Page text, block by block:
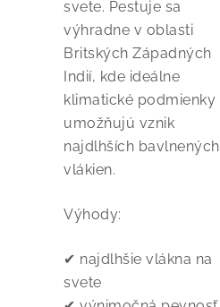
svete. Pestuje sa
výhradne v oblasti
Britských Západných
Indií, kde ideálne
klimatické podmienky
umožňujú vznik
najdlhších bavlnených
vlákien.
Výhody:
✔ najdlhšie vlákna na
svete